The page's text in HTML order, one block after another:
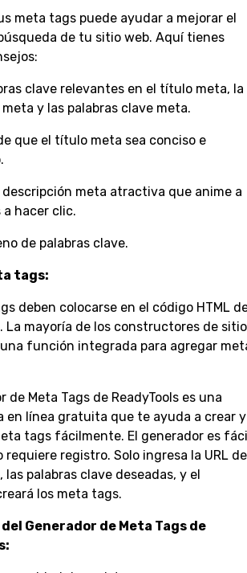
meta tags puede ayudar a mejorar el
de tu sitio web. Aquí tienes
clave relevantes en el título meta, la
y las palabras clave meta.
que el título meta sea conciso e
descripción meta atractiva que anime a
a hacer clic.
de palabras clave.
tags:
deben colocarse en el código HTML
La mayoría de los constructores de
función integrada para agregar
de Meta Tags de ReadyTools es una
en línea gratuita que te ayuda a crear y
tags fácilmente. El generador es
requiere registro. Solo ingresa la URL de
palabras clave deseadas, y el
los meta tags.
Generador de Meta Tags de